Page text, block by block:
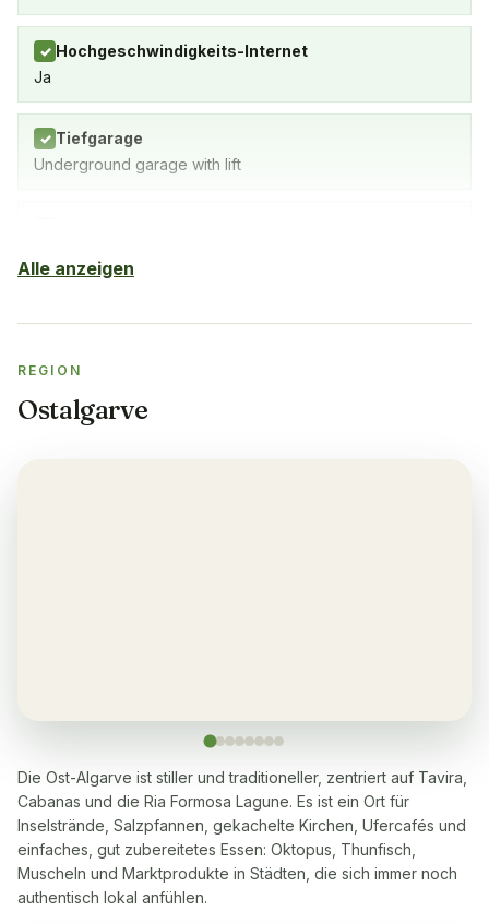
✓ Hochgeschwindigkeits-Internet
Ja
✓ Tiefgarage
Underground garage with lift
Yes, in the living room and bedrooms
Ja, jede Wohnung
✓ Kochherd
Yes, with 4 hob plates
✓ Backofen
Alle anzeigen
REGION
Ostalgarve
Die Ost-Algarve ist stiller und traditioneller, zentriert auf Tavira,
Cabanas und die Ria Formosa Lagune. Es ist ein Ort für
Inselstrände, Salzpfannen, gekachelte Kirchen, Ufercafés und
einfaches, gut zubereitetes Essen: Oktopus, Thunfisch,
Muscheln und Marktprodukte in Städten, die sich immer noch
authentisch lokal anfühlen.